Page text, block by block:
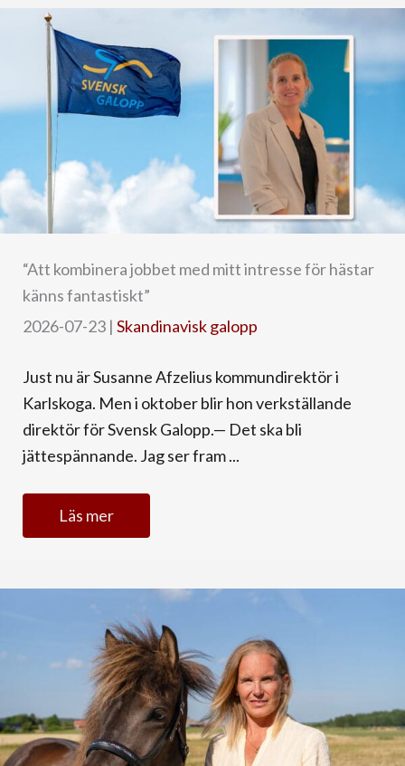
“Att kombinera jobbet med mitt intresse för hästar
känns fantastiskt”
2026-07-23 | Skandinavisk galopp
Just nu är Susanne Afzelius kommundirektör i
Karlskoga. Men i oktober blir hon verkställande
direktör för Svensk Galopp.— Det ska bli
jättespännande. Jag ser fram ...
Läs mer